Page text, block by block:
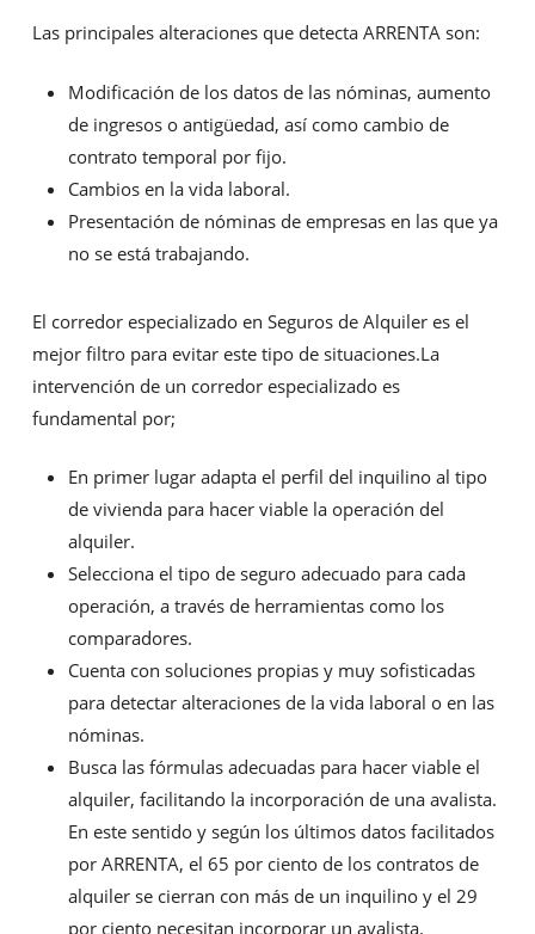
Las principales alteraciones que detecta ARRENTA son:
Modificación de los datos de las nóminas, aumento
de ingresos o antigüedad, así como cambio de
contrato temporal por fijo.
Cambios en la vida laboral.
Presentación de nóminas de empresas en las que ya
no se está trabajando.
El corredor especializado en Seguros de Alquiler es el
mejor filtro para evitar este tipo de situaciones.La
intervención de un corredor especializado es
fundamental por;
En primer lugar adapta el perfil del inquilino al tipo
de vivienda para hacer viable la operación del
alquiler.
Selecciona el tipo de seguro adecuado para cada
operación, a través de herramientas como los
comparadores.
Cuenta con soluciones propias y muy sofisticadas
para detectar alteraciones de la vida laboral o en las
nóminas.
Busca las fórmulas adecuadas para hacer viable el
alquiler, facilitando la incorporación de una avalista.
En este sentido y según los últimos datos facilitados
por ARRENTA, el 65 por ciento de los contratos de
alquiler se cierran con más de un inquilino y el 29
por ciento necesitan incorporar un avalista.